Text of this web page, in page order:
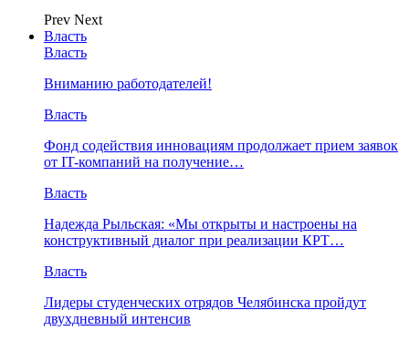
Prev Next
Власть
Власть
Вниманию работодателей!
Власть
Фонд содействия инновациям продолжает прием заявок
от IT-компаний на получение…
Власть
Надежда Рыльская: «Мы открыты и настроены на
конструктивный диалог при реализации КРТ…
Власть
Лидеры студенческих отрядов Челябинска пройдут
двухдневный интенсив